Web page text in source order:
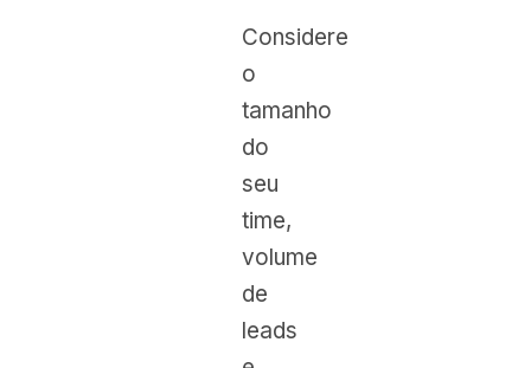
Considere
o
tamanho
do
seu
time,
volume
de
leads